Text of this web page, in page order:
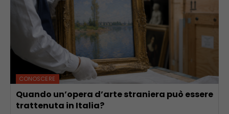
CONOSCERE
Quando un’opera d’arte straniera può essere
trattenuta in Italia?